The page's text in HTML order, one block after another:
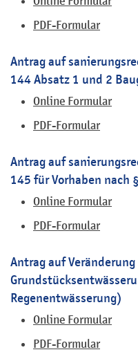
PDF-Formular
Antrag auf
144 Absatz 1 und 2
Online Formular
PDF-Formular
Antrag auf
145 für Vorhaben nach
Online Formular
PDF-Formular
Antrag auf
Regenentwässerung)
Online Formular
PDF-Formular